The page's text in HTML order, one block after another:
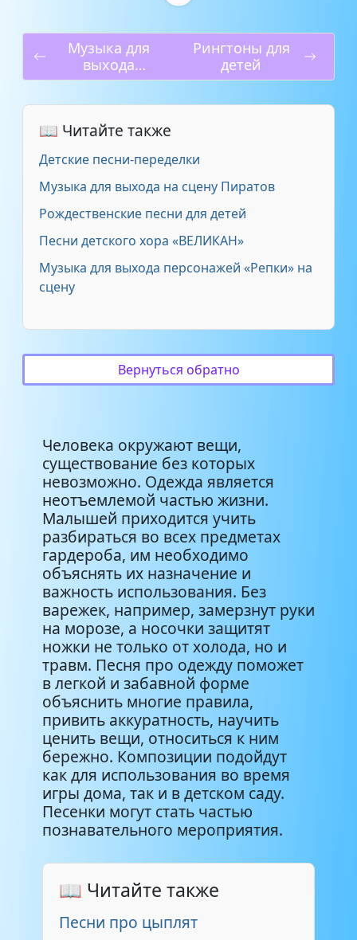
Чародеи — Песенка про
костюмчик
Браво - Оранжевый галстук
Людмила Зыкина -
Оренбургский пуховый платок
Конопушки - Модница
Вокальная группа Почемучки -
Маленькая модница
Татьяна Молчанова - Валенки 2:42
шинель-пошли домой
Музыка для
выхода
ведущих на
Рингтоны для
детей
📖 Читайте также
Детские песни-переделки
Музыка для выхода на сцену Пиратов
Рождественские песни для детей
Песни детского хора «ВЕЛИКАН»
Музыка для выхода персонажей «Репки» на
сцену
Вернуться обратно
Человека окружают вещи,
существование без которых
невозможно. Одежда является
неотъемлемой частью жизни.
Малышей приходится учить
разбираться во всех предметах
гардероба, им необходимо
объяснять их назначение и
важность использования. Без
варежек, например, замерзнут руки
на морозе, а носочки защитят
ножки не только от холода, но и
травм. Песня про одежду поможет
в легкой и забавной форме
объяснить многие правила,
привить аккуратность, научить
ценить вещи, относиться к ним
бережно. Композиции подойдут
как для использования во время
игры дома, так и в детском саду.
Песенки могут стать частью
познавательного мероприятия.
📖 Читайте также
Песни про цыплят